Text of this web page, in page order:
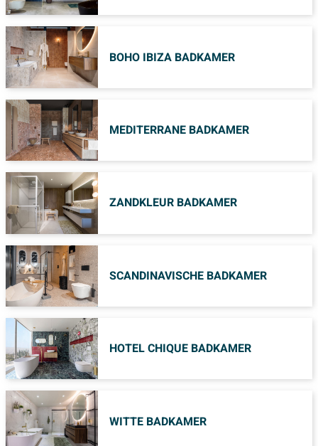
BOHO IBIZA BADKAMER
MEDITERRANE BADKAMER
ZANDKLEUR BADKAMER
SCANDINAVISCHE BADKAMER
HOTEL CHIQUE BADKAMER
WITTE BADKAMER